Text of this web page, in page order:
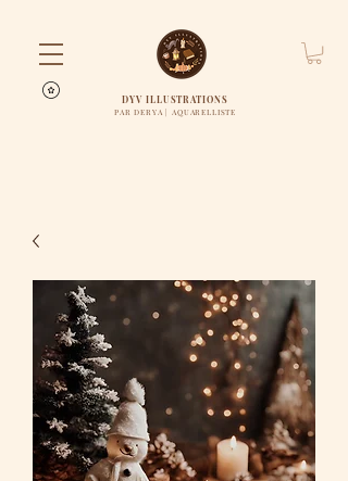
DYV ILLUSTRATIONS
PAR DERYA | AQUARELLISTE